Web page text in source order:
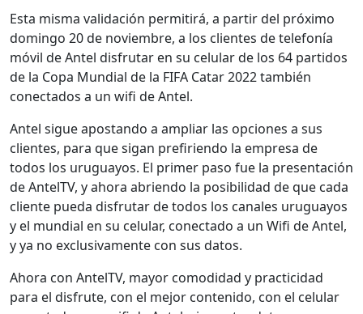
Esta misma validación permitirá, a partir del próximo
domingo 20 de noviembre, a los clientes de telefonía
móvil de Antel disfrutar en su celular de los 64 partidos
de la Copa Mundial de la FIFA Catar 2022 también
conectados a un wifi de Antel.
Antel sigue apostando a ampliar las opciones a sus
clientes, para que sigan prefiriendo la empresa de
todos los uruguayos. El primer paso fue la presentación
de AntelTV, y ahora abriendo la posibilidad de que cada
cliente pueda disfrutar de todos los canales uruguayos
y el mundial en su celular, conectado a un Wifi de Antel,
y ya no exclusivamente con sus datos.
Ahora con AntelTV, mayor comodidad y practicidad
para el disfrute, con el mejor contenido, con el celular